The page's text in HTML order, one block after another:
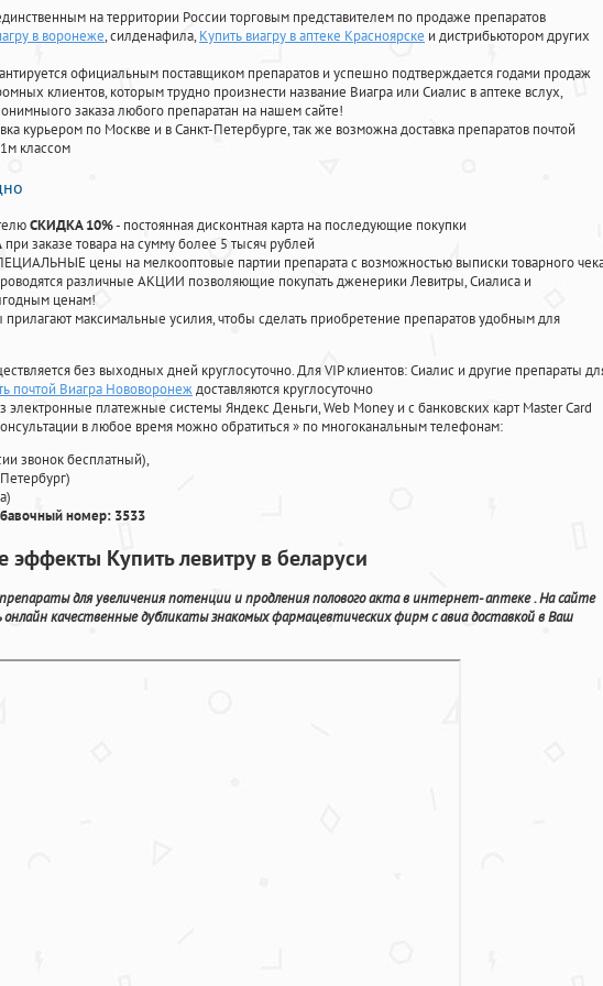
на территории России торговым представителем по продаже препаратов
в воронеже, силденафила, Купить виагру в аптеке Красноярске и дистрибьютором других
официальным поставщиком препаратов и успешно подтверждается годами продаж
клиентов, которым трудно произнести название Виагра или Сиалис в аптеке вслух,
заказа любого препаратан на нашем сайте!
курьером по Москве и в Санкт-Петербурге, так же возможна доставка препаратов почтой
классом
СКИДКА 10%- постоянная дисконтная карта на последующие покупки
при заказе товара на сумму более 5 тысяч рублей
цены на мелкооптовые партии препарата с возможностью выписки товарного
различные АКЦИИ позволяющие покупать дженерики Левитры, Сиалиса и
ценам!
максимальные усилия, чтобы сделать приобретение препаратов удобным для
без выходных дней круглосуточно. Для VIP клиентов: Сиалис и другие препараты
почтой Виагра Нововоронеждоставляются круглосуточно
электронные платежные системы Яндекс Деньги, Web Money и с банковских карт Master Card
в любое время можно обратиться» по многоканальным телефонам:
звонок бесплатный),
номер: 3533
эффекты Купить левитру в беларуси
для увеличения потенции и продления полового акта в интернет- аптеке . На сайте
качественные дубликаты знакомых фармацевтических фирм с авиа доставкой в Ваш